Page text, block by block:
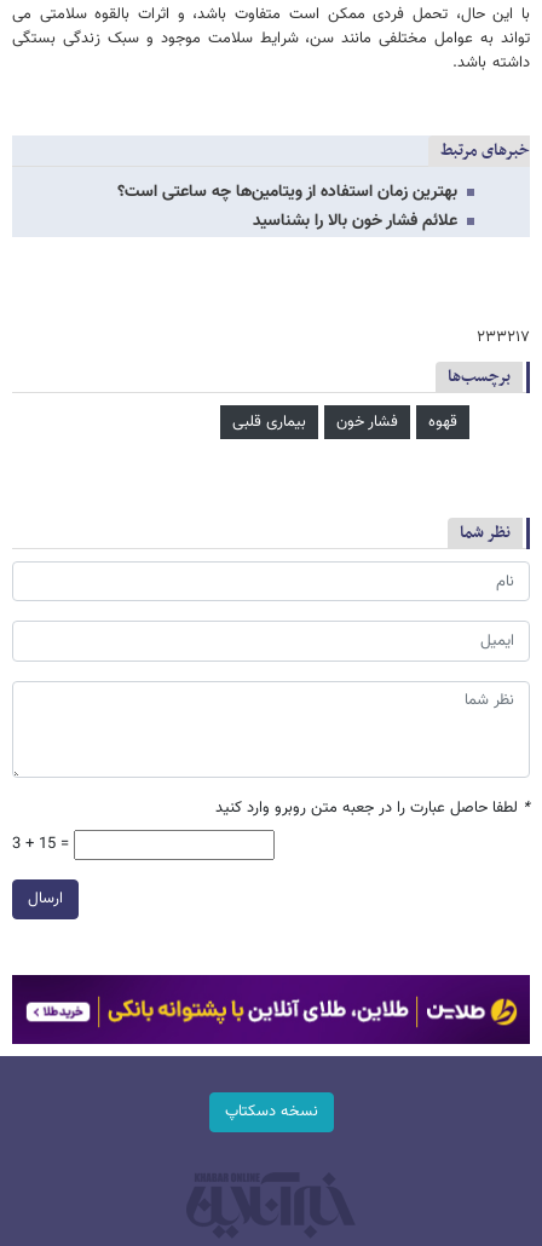
با این حال، تحمل فردی ممکن است متفاوت باشد، و اثرات بالقوه سلامتی می
تواند به عوامل مختلفی مانند سن، شرایط سلامت موجود و سبک زندگی بستگی
داشته باشد.
خبرهای مرتبط
بهترین زمان استفاده از ویتامین‌ها چه ساعتی است؟
علائم فشار خون بالا را بشناسید
۲۳۳۲۱۷
برچسب‌ها
قهوه فشار خون بیماری قلبی
نظر شما
* لطفا حاصل عبارت را در جعبه متن روبرو وارد کنید
3 + 15 =
ارسال
نسخه دسکتاپ